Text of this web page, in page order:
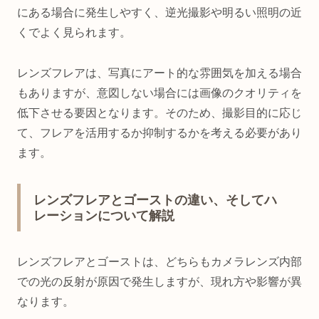
にある場合に発生しやすく、逆光撮影や明るい照明の近
くでよく見られます。
レンズフレアは、写真にアート的な雰囲気を加える場合
もありますが、意図しない場合には画像のクオリティを
低下させる要因となります。そのため、撮影目的に応じ
て、フレアを活用するか抑制するかを考える必要があり
ます。
レンズフレアとゴーストの違い、そしてハ
レーションについて解説
レンズフレアとゴーストは、どちらもカメラレンズ内部
での光の反射が原因で発生しますが、現れ方や影響が異
なります。